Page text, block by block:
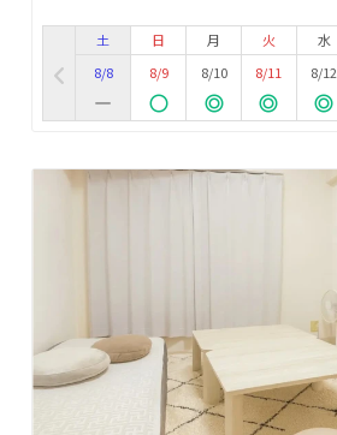
土
8/8
日
8/9
月
8/10
火
8/11
水
8/12